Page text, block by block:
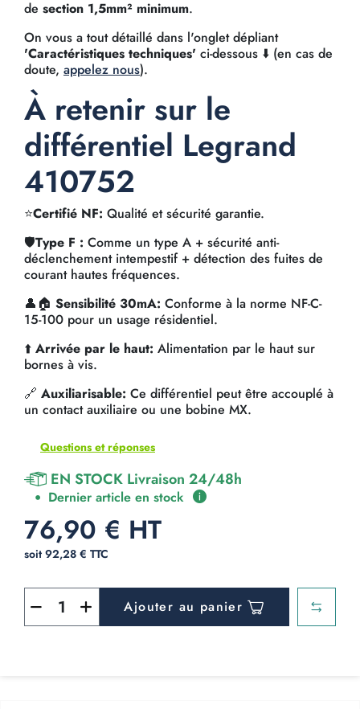
de section 1,5mm² minimum.
On vous a tout détaillé dans l'onglet dépliant
'Caractéristiques techniques' ci-dessous ⬇️ (en cas de
doute, appelez nous).
À retenir sur le
différentiel Legrand
410752
⭐Certifié NF: Qualité et sécurité garantie.
🛡️Type F : Comme un type A + sécurité anti-
déclenchement intempestif + détection des fuites de
courant hautes fréquences.
👤🏠 Sensibilité 30mA: Conforme à la norme NF-C-
15-100 pour un usage résidentiel.
⬆️ Arrivée par le haut: Alimentation par le haut sur
bornes à vis.
🔗 Auxiliarisable: Ce différentiel peut être accouplé à
un contact auxiliaire ou une bobine MX.
Questions et réponses
EN STOCK Livraison 24/48h
Dernier article en stock
76,90 € HT
soit 92,28 € TTC
Ajouter au panier